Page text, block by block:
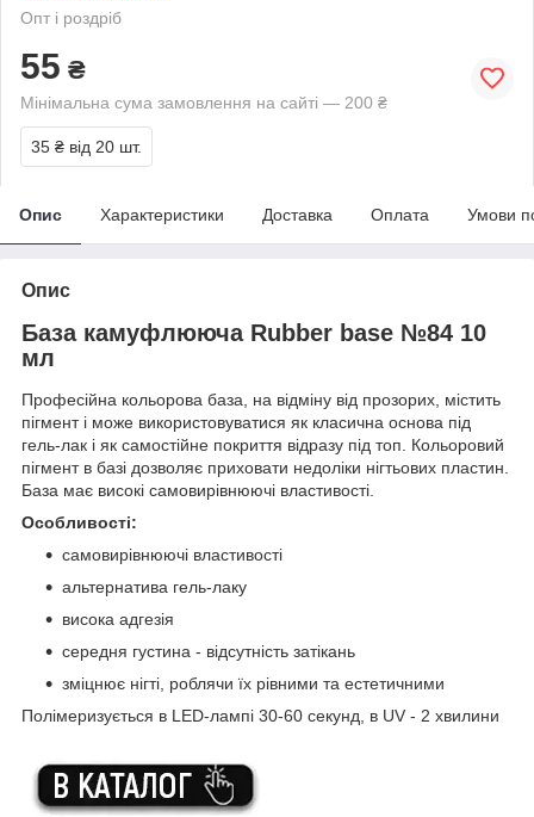
Опт і роздріб
55 ₴
Мінімальна сума замовлення на сайті — 200 ₴
35 ₴ від 20 шт.
Опис Характеристики Доставка Оплата Умови
Опис
База камуфлююча Rubber base №84 10
мл
Професійна кольорова база, на відміну від прозорих, містить
пігмент і може використовуватися як класична основа під
гель-лак і як самостійне покриття відразу під топ. Кольоровий
пігмент в базі дозволяє приховати недоліки нігтьових пластин.
База має високі самовирівнюючі властивості.
Особливості:
самовирівнюючі властивості
альтернатива гель-лаку
висока адгезія
середня густина - відсутність затікань
зміцнює нігті, роблячи їх рівними та естетичними
Полімеризується в LED-лампі 30-60 секунд, в UV - 2 хвилини